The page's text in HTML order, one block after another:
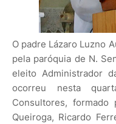
O padre Lázaro Luzno
pela paróquia de N.
eleito Administrador
ocorreu nesta
Consultores,
Queiroga, Ricardo